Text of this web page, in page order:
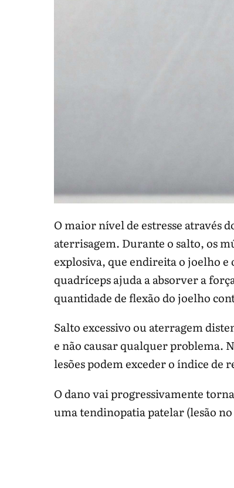
O maior nível de estresse através
aterrisagem. Durante o salto, os
explosiva, que endireita o joelho
quadríceps ajuda a absorver a
quantidade de flexão do joelho
Salto excessivo ou aterragem
e não causar qualquer problema.
lesões podem exceder o índice de
O dano vai progressivamente
uma tendinopatia patelar (lesão